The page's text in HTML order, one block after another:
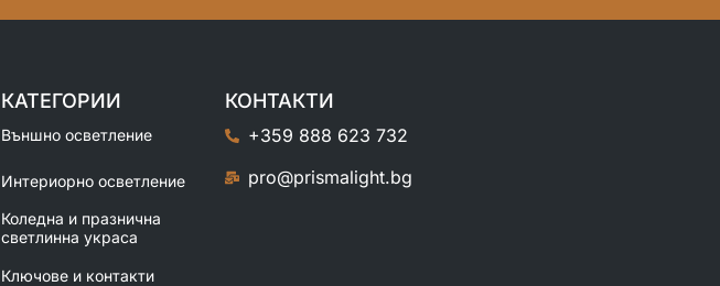
КАТЕГОРИИ
Външно осветление
Интериорно осветление
Коледна и празнична
светлинна украса
Ключове и контакти
КОНТАКТИ
+359 888 623 732
pro@prismalight.bg